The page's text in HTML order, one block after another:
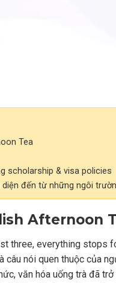
Tea
scholarship & visa policies
diện đến từ những ngôi
Afternoon
three, everything stops
câu nói quen thuộc của
văn hóa uống trà đã